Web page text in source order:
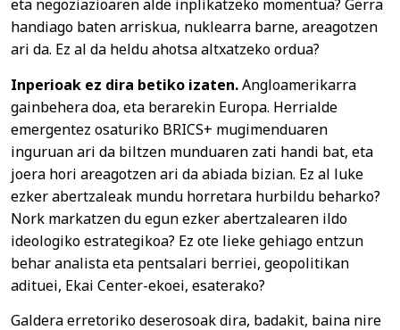
eta negoziazioaren alde inplikatzeko momentua? Gerra
handiago baten arriskua, nuklearra barne, areagotzen
ari da. Ez al da heldu ahotsa altxatzeko ordua?
Inperioak ez dira betiko izaten.Angloamerikarra
gainbehera doa, eta berarekin Europa. Herrialde
emergentez osaturiko BRICS+ mugimenduaren
inguruan ari da biltzen munduaren zati handi bat, eta
joera hori areagotzen ari da abiada bizian. Ez al luke
ezker abertzaleak mundu horretara hurbildu beharko?
Nork markatzen du egun ezker abertzalearen ildo
ideologiko estrategikoa? Ez ote lieke gehiago entzun
behar analista eta pentsalari berriei, geopolitikan
adituei, Ekai Center-ekoei, esaterako?
Galdera erretoriko deserosoak dira, badakit, baina nire